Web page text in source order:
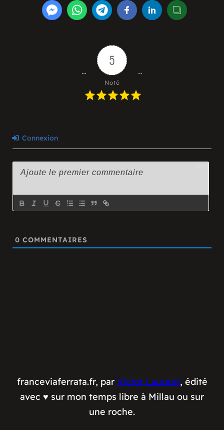
5
Noté
Connexion
0 COMMENTAIRES
franceviaferrata.fr, par Victor Laurent, édité
avec ♥️ sur mon temps libre à Millau ou sur
une roche.